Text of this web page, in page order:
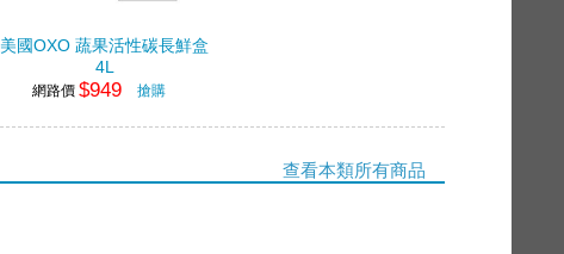
美國OXO 蔬果活性碳長鮮盒
4L
網路價 $949 搶購
查看本類所有商品